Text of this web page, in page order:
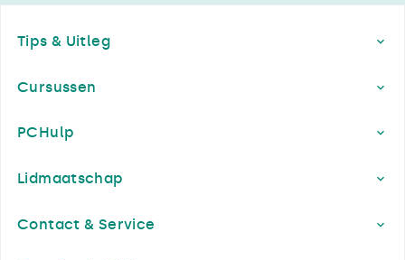
Tips & Uitleg
Cursussen
PCHulp
Lidmaatschap
Contact & Service